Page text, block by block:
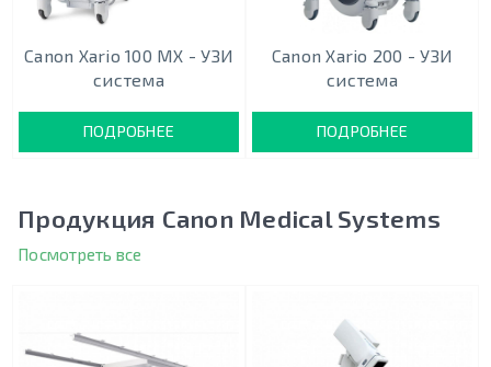
Canon Xario 100 MX - УЗИ
система
ПОДРОБНЕЕ
Canon Xario 200 - УЗИ
система
ПОДРОБНЕЕ
Продукция Canon Medical Systems
Посмотреть все